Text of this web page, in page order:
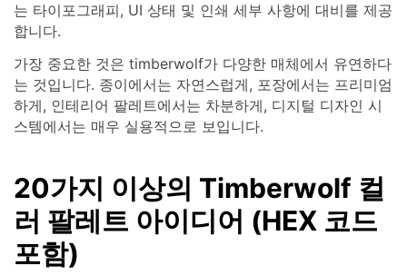
는 타이포그래피, UI 상태 및 인쇄 세부 사항에 대비를 제공
합니다.
가장 중요한 것은 timberwolf가 다양한 매체에서 유연하다
는 것입니다. 종이에서는 자연스럽게, 포장에서는 프리미엄
하게, 인테리어 팔레트에서는 차분하게, 디지털 디자인 시
스템에서는 매우 실용적으로 보입니다.
20가지 이상의 Timberwolf 컬
러 팔레트 아이디어 (HEX 코드
포함)